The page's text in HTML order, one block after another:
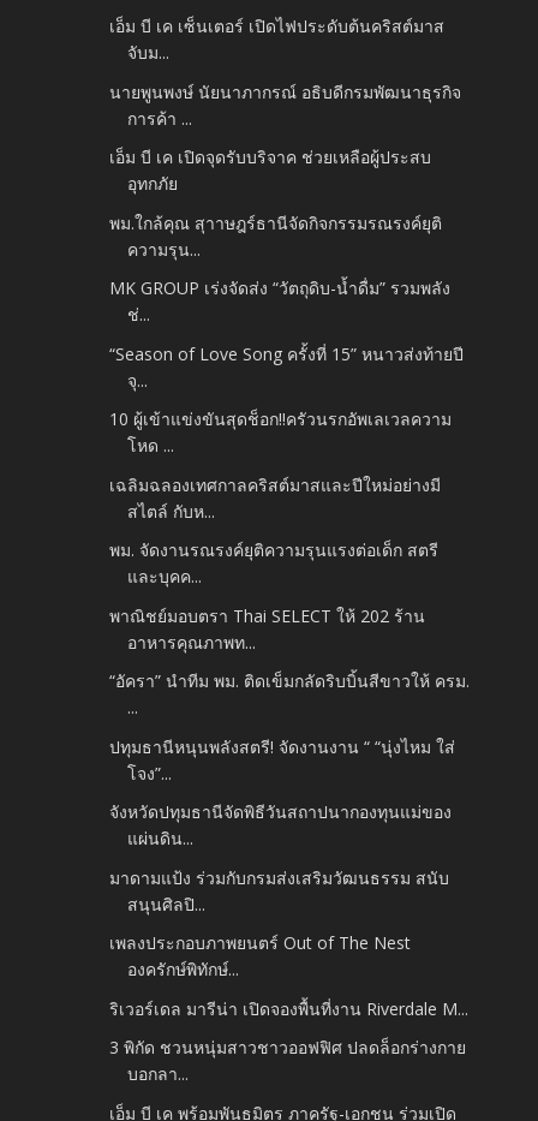
เอ็ม บี เค เซ็นเตอร์ เปิดไฟประดับต้นคริสต์มาส
จับม...
นายพูนพงษ์ นัยนาภากรณ์ อธิบดีกรมพัฒนาธุรกิจ
การค้า ...
เอ็ม บี เค เปิดจุดรับบริจาค ช่วยเหลือผู้ประสบ
อุทกภัย
พม.ใกล้คุณ สุาาษฎร์ธานีจัดกิจกรรมรณรงค์ยุติ
ความรุน...
MK GROUP เร่งจัดส่ง “วัตถุดิบ-น้ำดื่ม” รวมพลัง
ช่...
“Season of Love Song ครั้งที่ 15” หนาวส่งท้ายปี
จุ...
10 ผู้เข้าแข่งขันสุดช็อก!!ครัวนรกอัพเลเวลความ
โหด ...
เฉลิมฉลองเทศกาลคริสต์มาสและปีใหม่อย่างมี
สไตล์ กับห...
พม. จัดงานรณรงค์ยุติความรุนแรงต่อเด็ก สตรี
และบุคค...
พาณิชย์มอบตรา Thai SELECT ให้ 202 ร้าน
อาหารคุณภาพท...
“อัครา” นำทีม พม. ติดเข็มกลัดริบบิ้นสีขาวให้ ครม.
...
ปทุมธานีหนุนพลังสตรี! จัดงานงาน “ “นุ่งไหม ใส่
โจง”...
จังหวัดปทุมธานีจัดพิธีวันสถาปนากองทุนแม่ของ
แผ่นดิน...
มาดามแป้ง ร่วมกับกรมส่งเสริมวัฒนธรรม สนับ
สนุนศิลปิ...
เพลงประกอบภาพยนตร์ Out of The Nest
องครักษ์พิทักษ์...
ริเวอร์เดล มารีน่า เปิดจองพื้นที่งาน Riverdale M...
3 พิกัด ชวนหนุ่มสาวชาวออฟฟิศ ปลดล็อกร่างกาย
บอกลา...
เอ็ม บี เค พร้อมพันธมิตร ภาครัฐ-เอกชน ร่วมเปิด